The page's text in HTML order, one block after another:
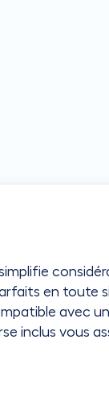
en toute
avec
inclus vous